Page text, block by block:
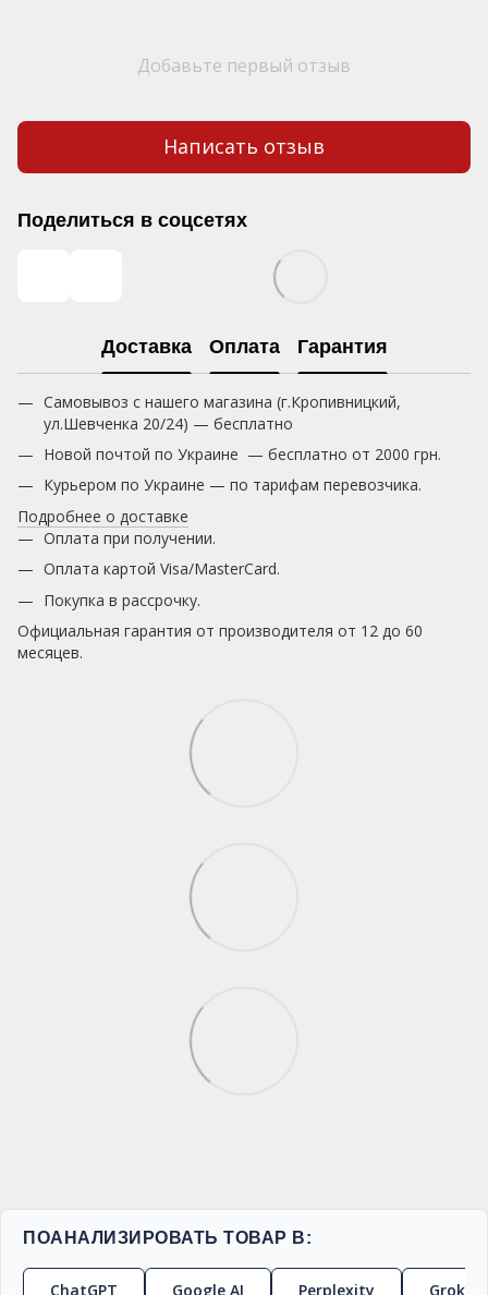
Добавьте первый отзыв
Написать отзыв
Поделиться в соцсетях
Доставка Оплата Гарантия
Самовывоз с нашего магазина (г.Кропивницкий,
ул.Шевченка 20/24) — бесплатно
Новой почтой по Украине — бесплатно от 2000 грн.
Курьером по Украине — по тарифам перевозчика.
Подробнее о доставке
Оплата при получении.
Оплата картой Visa/MasterCard.
Покупка в рассрочку.
Официальная гарантия от производителя от 12 до 60
месяцев.
ПОАНАЛИЗИРОВАТЬ ТОВАР В:
ChatGPT Google AI Perplexity Grok